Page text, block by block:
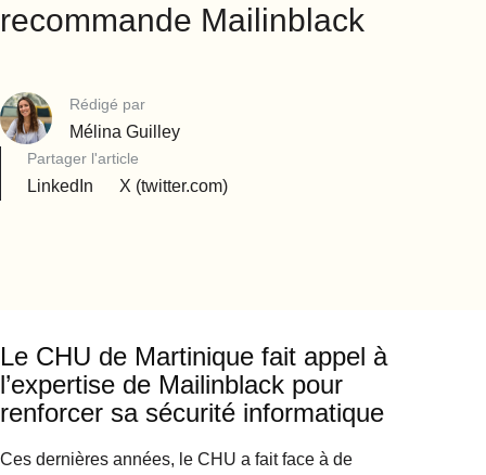
recommande Mailinblack
Rédigé par
Mélina Guilley
Partager l'article
LinkedIn X (twitter.com)
Le CHU de Martinique fait appel à
l’expertise de Mailinblack pour
renforcer sa sécurité informatique
Ces dernières années, le CHU a fait face à de